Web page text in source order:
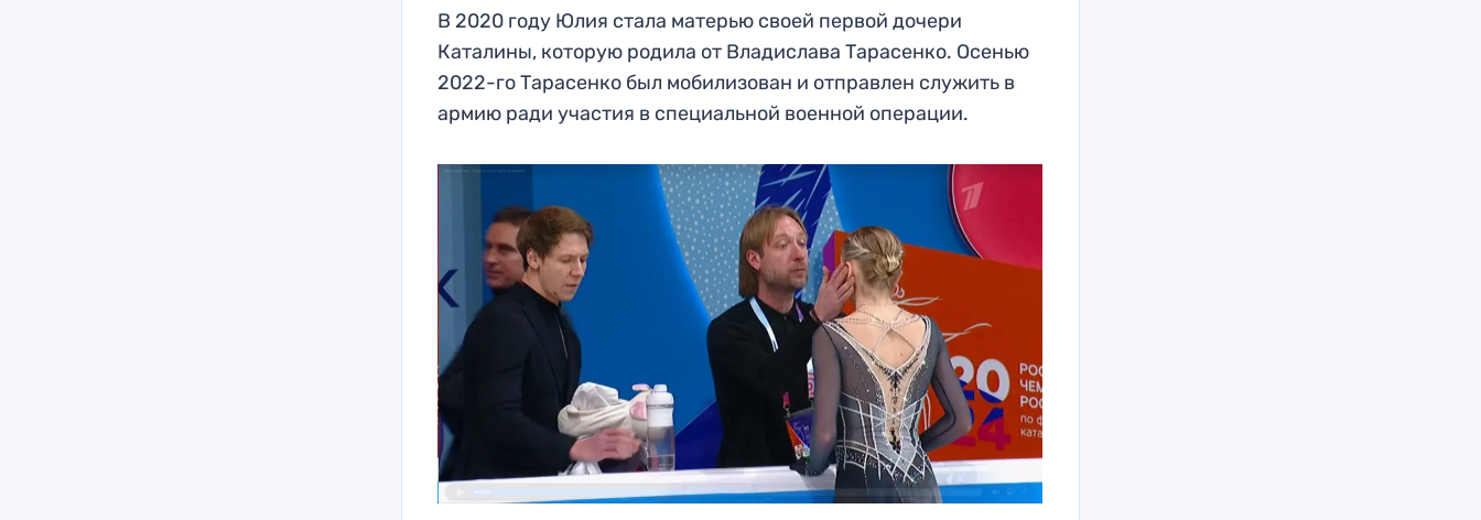
В 2020 году Юлия стала матерью своей первой дочери
Каталины, которую родила от Владислава Тарасенко. Осенью
2022-го Тарасенко был мобилизован и отправлен служить в
армию ради участия в специальной военной операции.